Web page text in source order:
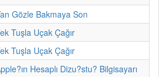
Gözle Bakmaya Son
Tuşla Uçak Çağır
Tuşla Uçak Çağır
Hesaplı Dizu?stu? Bilgisayarı